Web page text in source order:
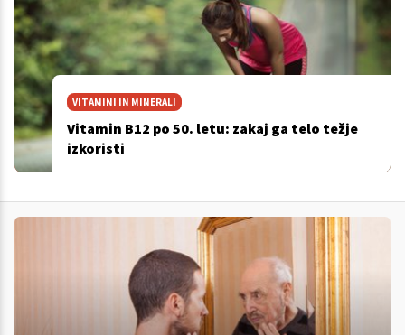
VITAMINI IN MINERALI
Vitamin B12 po 50. letu: zakaj ga telo težje
izkoristi